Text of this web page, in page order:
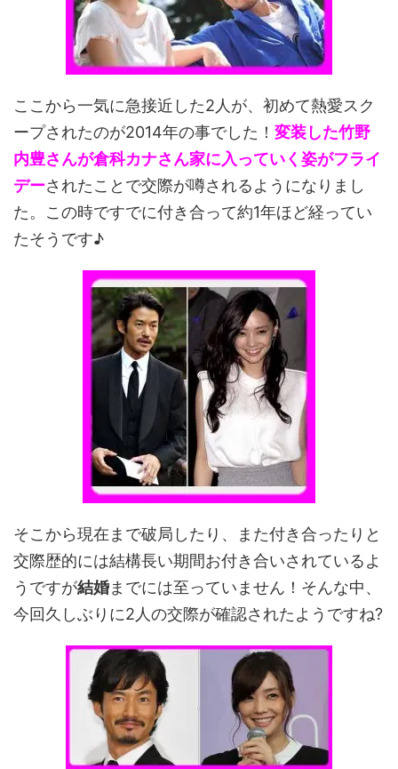
ここから一気に急接近した2人が、初めて熱愛スク
ープされたのが2014年の事でした！ 変装した竹野
内豊さんが倉科カナさん家に入っていく姿がフライ
デーされたことで交際が噂されるようになりまし
た。この時ですでに付き合って約1年ほど経ってい
たそうです♪
そこから現在まで破局したり、また付き合ったりと
交際歴的には結構長い期間お付き合いされているよ
うですが結婚までには至っていません！そんな中、
今回久しぶりに2人の交際が確認されたようですね?